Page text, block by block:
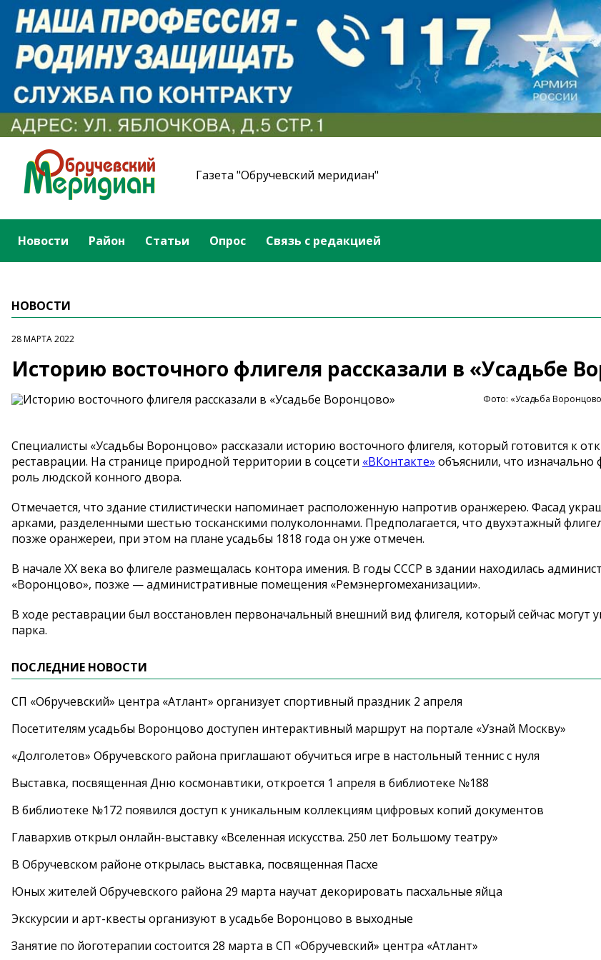
Газета "Обручевский меридиан"
Новости Район Статьи Опрос Связь с редакцией
НОВОСТИ
28 МАРТА 2022
Историю восточного флигеля рассказали в «Усадьбе
Фото: «Усадьба
Специалисты «Усадьбы Воронцово» рассказали историю восточного флигеля, который готовится к
реставрации. На странице природной территории в соцсети «ВКонтакте» объяснили, что изначально
роль людской конного двора.
Отмечается, что здание стилистически напоминает расположенную напротив оранжерею. Фасад
арками, разделенными шестью тосканскими полуколоннами. Предполагается, что двухэтажный
позже оранжереи, при этом на плане усадьбы 1818 года он уже отмечен.
В начале ХХ века во флигеле размещалась контора имения. В годы СССР в здании находилась
«Воронцово», позже — административные помещения «Ремэнергомеханизации».
В ходе реставрации был восстановлен первоначальный внешний вид флигеля, который сейчас могут
парка.
ПОСЛЕДНИЕ НОВОСТИ
СП «Обручевский» центра «Атлант» организует спортивный праздник 2 апреля
Посетителям усадьбы Воронцово доступен интерактивный маршрут на портале «Узнай Москву»
«Долголетов» Обручевского района приглашают обучиться игре в настольный теннис с нуля
Выставка, посвященная Дню космонавтики, откроется 1 апреля в библиотеке №188
В библиотеке №172 появился доступ к уникальным коллекциям цифровых копий документов
Главархив открыл онлайн-выставку «Вселенная искусства. 250 лет Большому театру»
В Обручевском районе открылась выставка, посвященная Пасхе
Юных жителей Обручевского района 29 марта научат декорировать пасхальные яйца
Экскурсии и арт-квесты организуют в усадьбе Воронцово в выходные
Занятие по йоготерапии состоится 28 марта в СП «Обручевский» центра «Атлант»